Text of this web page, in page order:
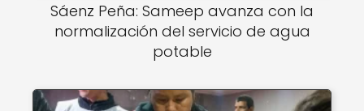
Sáenz Peña: Sameep avanza con la
normalización del servicio de agua
potable